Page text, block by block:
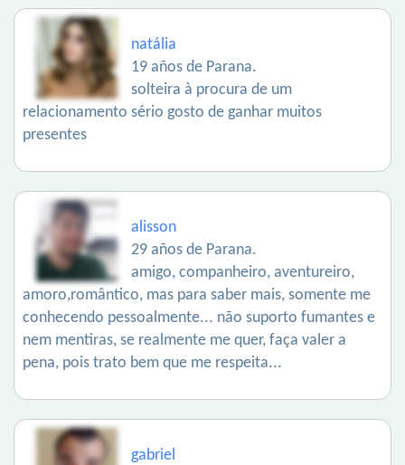
natália
19 años de Parana.
solteira à procura de um
relacionamento sério gosto de ganhar muitos
presentes
alisson
29 años de Parana.
amigo, companheiro, aventureiro,
amoro,romântico, mas para saber mais, somente me
conhecendo pessoalmente... não suporto fumantes e
nem mentiras, se realmente me quer, faça valer a
pena, pois trato bem que me respeita...
gabriel